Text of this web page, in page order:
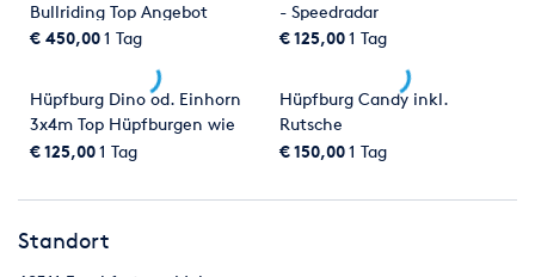
am letzten Tage vor Beginn der vereinbarten Mietzeit
zurücktritt, wird der Mietzins
8. Die Lieferung erfolgt ab unserem Lager (Niddatal).
9. Die Preise der Firma MFV gelten in €. Druckfehler, Irrtum und
sind vorbehalten. Die Preise verstehen sich ab unserem Lager.
Die Kosten für
den Transport sowie den Auf- und Abbau gehen zu Lasten des
Bullriding Top Angebot
€ 450,001 Tag
- Speedradar
€ 125,001 Tag
Hüpfburg Dino od. Einhorn
3x4m Top Hüpfburgen wie
z.B. Lego, Superheld, Candy,
Seeräuber s.v.m.
€ 125,001 Tag
Hüpfburg Candy inkl.
Rutsche
€ 150,001 Tag
Standort